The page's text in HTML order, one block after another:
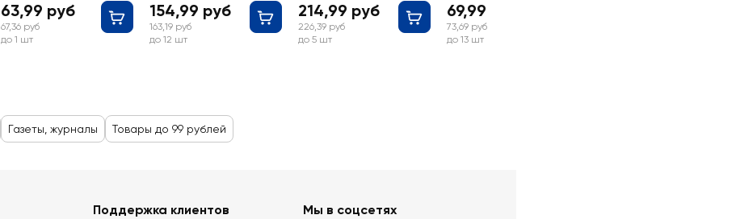
63,99 руб
67,36 руб
до 1 шт
154,99 руб
163,19 руб
до 12 шт
214,99 руб
226,39 руб
до 5 шт
69,99 руб
73,69 руб
до 13 шт
Газеты, журналы Товары до 99 рублей
Поддержка клиентов Мы в соцсетях